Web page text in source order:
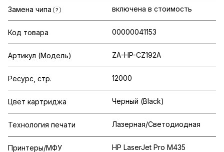
Замена чипа ? включена в стоимость
Код товара 00000041153
Артикул (Модель) ZA-HP-CZ192A
Ресурс, стр. 12000
Цвет картриджа Черный (Black)
Технология печати Лазерная/Светодиодная
Принтеры/МФУ HP LaserJet Pro M435